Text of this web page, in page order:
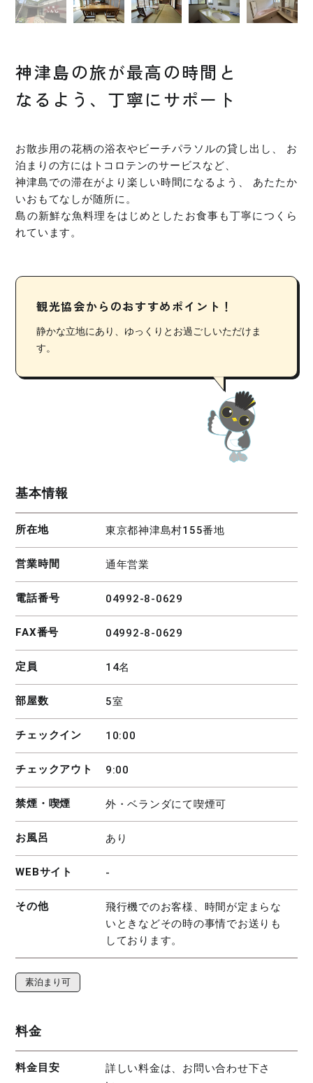
神津島の旅が最高の時間と
なるよう、丁寧にサポート
お散歩用の花柄の浴衣やビーチパラソルの貸し出し、 お
泊まりの方にはトコロテンのサービスなど、
神津島での滞在がより楽しい時間になるよう、 あたたか
いおもてなしが随所に。
島の新鮮な魚料理をはじめとしたお食事も丁寧につくら
れています。
観光協会からのおすすめポイント！
静かな立地にあり、ゆっくりとお過ごしいただけま
す。
基本情報
所在地 東京都神津島村155番地
営業時間 通年営業
電話番号 04992-8-0629
FAX番号 04992-8-0629
定員 14名
部屋数 5室
チェックイン 10:00
チェックアウト 9:00
禁煙・喫煙 外・ベランダにて喫煙可
お風呂 あり
WEBサイト -
その他
飛行機でのお客様、時間が定まらな
いときなどその時の事情でお送りも
しております。
素泊まり可
料金
料金目安
詳しい料金は、お問い合わせ下さ